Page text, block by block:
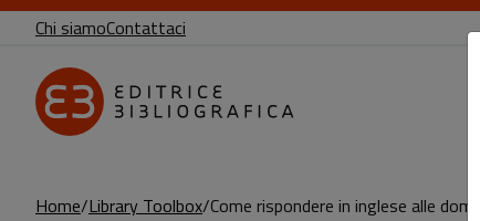
Chi siamoContattaci
Home Library Toolbox Come rispondere in inglese alle